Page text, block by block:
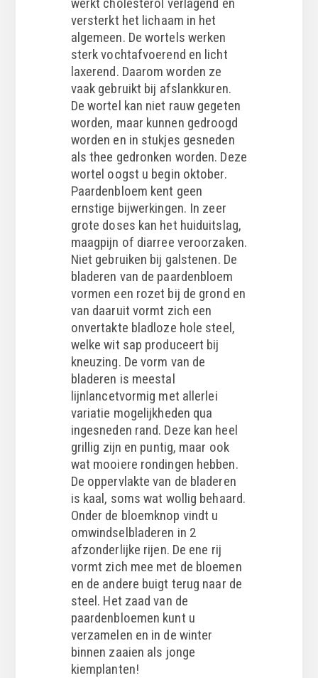
versterkt het lichaam in het
algemeen. De wortels werken
sterk vochtafvoerend en licht
laxerend. Daarom worden ze
vaak gebruikt bij afslankkuren.
De wortel kan niet rauw gegeten
worden, maar kunnen gedroogd
worden en in stukjes gesneden
als thee gedronken worden. Deze
wortel oogst u begin oktober.
Paardenbloem kent geen
ernstige bijwerkingen. In zeer
grote doses kan het huiduitslag,
maagpijn of diarree veroorzaken.
Niet gebruiken bij galstenen. De
bladeren van de paardenbloem
vormen een rozet bij de grond en
van daaruit vormt zich een
onvertakte bladloze hole steel,
welke wit sap produceert bij
kneuzing. De vorm van de
bladeren is meestal
lijnlancetvormig met allerlei
variatie mogelijkheden qua
ingesneden rand. Deze kan heel
grillig zijn en puntig, maar ook
wat mooiere rondingen hebben.
De oppervlakte van de bladeren
is kaal, soms wat wollig behaard.
Onder de bloemknop vindt u
omwindselbladeren in 2
afzonderlijke rijen. De ene rij
vormt zich mee met de bloemen
en de andere buigt terug naar de
steel. Het zaad van de
paardenbloemen kunt u
verzamelen en in de winter
binnen zaaien als jonge
kiemplanten!